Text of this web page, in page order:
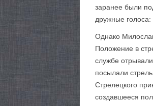
заранее были
дружные
Однако
Положение в
службе
посылали
Стрелецкого
создавшееся